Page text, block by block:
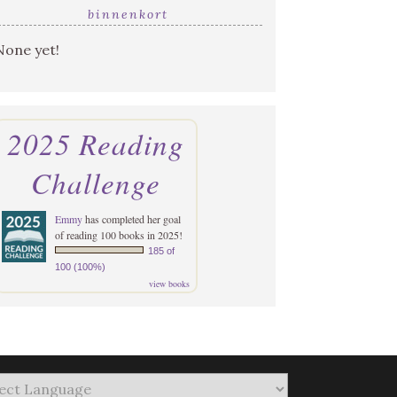
binnenkort
yet!
2025 Reading
Challenge
Emmyhas completed her goal
of reading 100 books in 2025!
185 of
100 (100%)
view books